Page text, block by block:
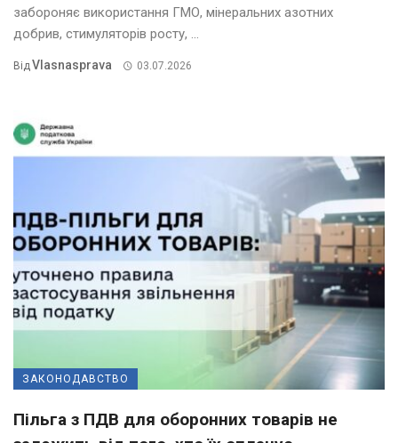
забороняє використання ГМО, мінеральних азотних
добрив, стимуляторів росту, ...
ВідVlasnasprava 03.07.2026
ЗАКОНОДАВСТВО
Пільга з ПДВ для оборонних товарів не